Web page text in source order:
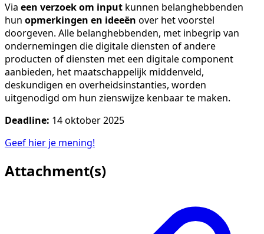
Via een verzoek om input kunnen belanghebbenden
hun opmerkingen en ideeën over het voorstel
doorgeven. Alle belanghebbenden, met inbegrip van
ondernemingen die digitale diensten of andere
producten of diensten met een digitale component
aanbieden, het maatschappelijk middenveld,
deskundigen en overheidsinstanties, worden
uitgenodigd om hun zienswijze kenbaar te maken.
Deadline: 14 oktober 2025
Geef hier je mening!
Attachment(s)